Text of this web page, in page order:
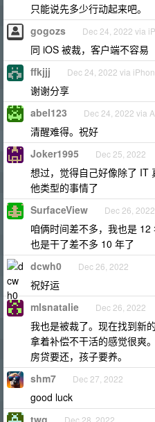
只能说先多少行动起来吧。
gogozs Dec 24, 2022 via
同 iOS 被裁，客户端不容易
ffkjjj Dec 24, 2022 via
谢谢分享
abel123 Dec 24, 2022 via
清醒难得。祝好
Joker1995 Dec 25, 2022
想过，觉得自己好像除了 IT
他类型的事情了
SurfaceView Dec 26, 2022
咱俩时间差不多，我也是 12
也是干了差不多 10 年了
dcwh0 Dec 26, 2022
祝好运
mlsnatalie Dec 26, 2022
我也是被裁了。现在找到新
拿着补偿不干活的感觉很爽
房贷要还，孩子要养。
shm7 Dec 27, 2022
good luck
twg Dec 28, 2022